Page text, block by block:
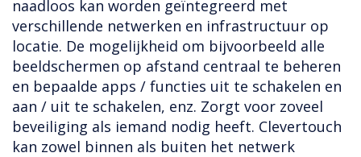
naadloos kan worden geïntegreerd met
verschillende netwerken en infrastructuur op
locatie. De mogelijkheid om bijvoorbeeld alle
beeldschermen op afstand centraal te beheren
en bepaalde apps / functies uit te schakelen en
aan / uit te schakelen, enz. Zorgt voor zoveel
beveiliging als iemand nodig heeft. Clevertouch
kan zowel binnen als buiten het netwerk